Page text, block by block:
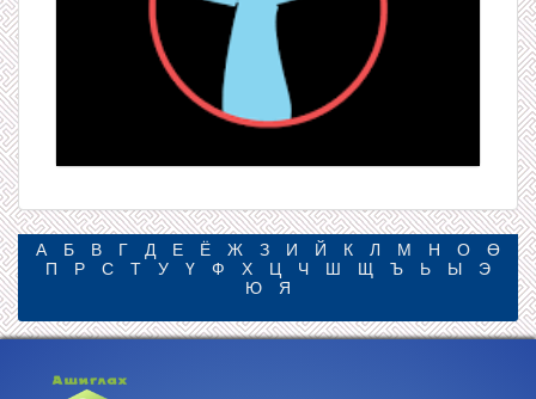
А Б В Г Д Е Ё Ж З И Й К Л М Н О
Ө
П
Р С Т У Ү Ф Х Ц Ч Ш Щ Ъ Ь Ы
Э
Ю
Я